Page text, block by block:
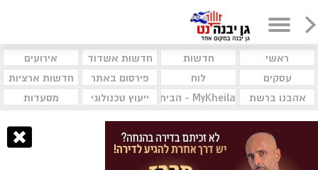
ראשי חדשות חדשות אשדוד
אירועים
עסקים
לוח פירסום באתר
חדשות ארציות
אהבנו ברשת
MyKheila - הבית לעסקים וקהילות ייעוץ טכנולוגי מסעדות